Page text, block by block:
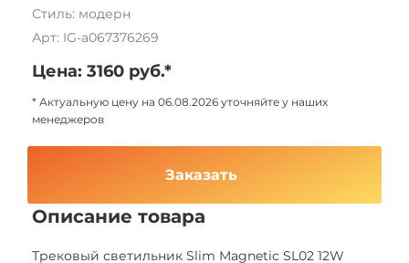
Стиль: модерн
Арт: IG-a067376269
Цена: 3160 руб.*
* Актуальную цену на 06.08.2026 уточняйте у наших
менеджеров
Заказать
Описание товара
Трековый светильник Slim Magnetic SL02 12W